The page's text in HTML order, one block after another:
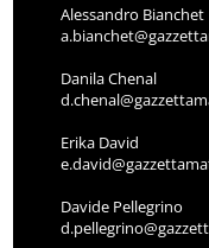
Alessandro Bianchet
Danila Chenal
Erika David
Davide Pellegrino